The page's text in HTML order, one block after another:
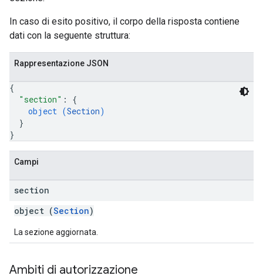
In caso di esito positivo, il corpo della risposta contiene
dati con la seguente struttura:
Rappresentazione JSON
{
"section" : {
object (Section)
}
}
Campi
section
object (Section)
La sezione aggiornata.
Ambiti di autorizzazione